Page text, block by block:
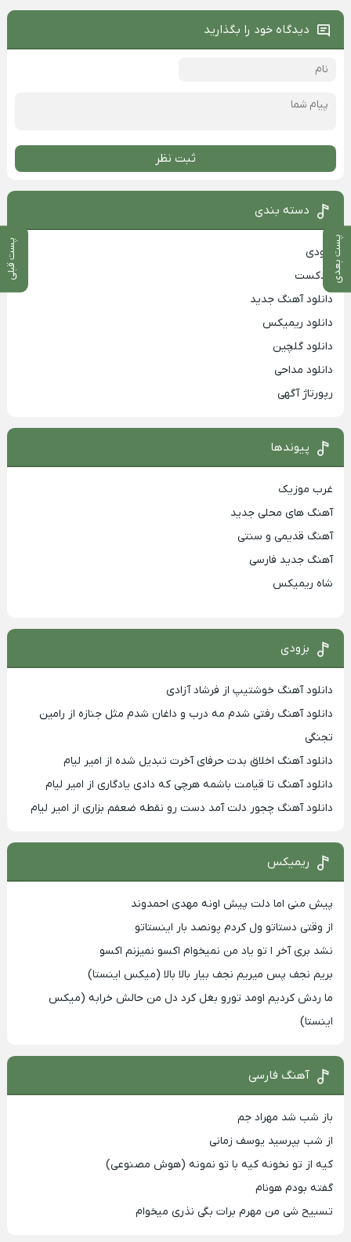
پست بعدی پست قبلی
دیدگاه خود را بگذارید
ثبت نظر
دسته بندی
بزودی
پادکست
دانلود آهنگ جدید
دانلود ریمیکس
دانلود گلچین
دانلود مداحی
رپورتاژ آگهی
پیوندها
غرب موزیک
آهنگ های محلی جدید
آهنگ قدیمی و سنتی
آهنگ جدید فارسی
شاه ریمیکس
بزودی
دانلود آهنگ خوشتیپ از فرشاد آزادی
دانلود آهنگ رفتی شدم مه درب و داغان شدم مثل جنازه از رامین
تجنگی
دانلود آهنگ اخلاق بدت حرفای آخرت تبدیل شده از امیر لیام
دانلود آهنگ تا قیامت باشمه هرچی که دادی یادگاری از امیر لیام
دانلود آهنگ چجور دلت آمد دست رو نقطه ضعفم بزاری از امیر لیام
ریمیکس
پیش منی اما دلت پیش اونه مهدی احمدوند
از وقتی دستاتو ول کردم پونصد بار اینستاتو
نشد بری آخر ا تو یاد من نمیخوام اکسو نمیزنم اکسو
بریم نجف پس میریم نجف بیار بالا بالا (میکس اینستا)
ما ردش کردیم اومد تورو بغل کرد دل من حالش خرابه (میکس
اینستا)
آهنگ فارسی
باز شب شد مهراد جم
از شب بپرسید یوسف زمانی
کیه از تو نخونه کیه با تو نمونه (هوش مصنوعی)
گفته بودم هونام
تسبیح شی من مهرم برات بگی نذری میخوام